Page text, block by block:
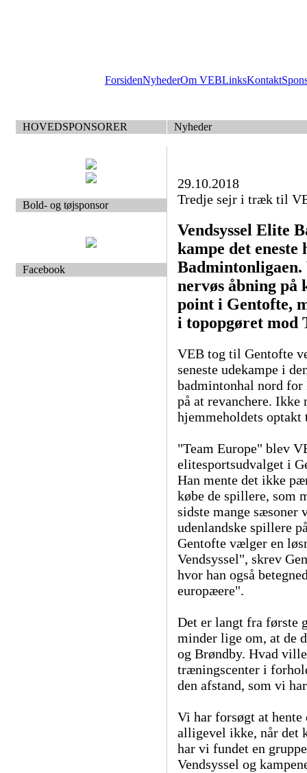
ForsidenNyhederOm VEBLinksKontakt
HOVEDSPONSORER Nyheder
Bold- og tøjsponsor
Facebook
29.10.2018
Tredje sejr i træk til
Vendsyssel Elite
kampe det
Badmintonligaen.
nervøs åbning på
point i Gentofte,
i topopgøret mod
VEB tog til Gentofte
seneste udekampe i
badmintonhal nord for
på at revanchere.
hjemmeholdets optakt
"Team Europe" blev
elitesportsudvalget i
Han mente det ikke
købe de spillere, som
sidste mange sæsoner
udenlandske spillere
Gentofte vælger en
Vendsyssel", skrev
hvor han også
europæere".
Det er langt fra første
minder lige om, at de
og Brøndby. Hvad
træningscenter i
den afstand, som vi
Vi har forsøgt at
alligevel ikke, når det
har vi fundet en
Vendsyssel og